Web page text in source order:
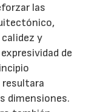
las
y
de
resultara
dimensiones.